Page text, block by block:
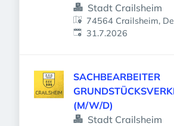
Stadt Crailsheim
74564 Crailsheim,
Veröffentlicht:
31.7.2026
SACHBEARBEITER
(M/W/D)
Stadt Crailsheim